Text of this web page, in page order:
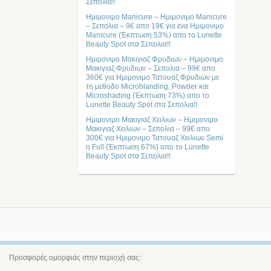
Ημιμονιμο Manicure – Ημιμονιμο Manicure
– Σεπολια – 9€ απο 19€ για ενα Ημιμονιμο
Manicure (Έκπτωση 53%) απο το Lunette
Beauty Spot στα Σεπολια!!
Ημιμονιμο Μακιγιαζ Φρυδιων – Ημιμονιμο
Μακιγιαζ Φρυδιων – Σεπολια – 99€ απο
360€ για Ημιμονιμο Τατουαζ Φρυδιων με
τη μεθοδο Microblanding, Powder και
Microshading (Έκπτωση 73%) απο το
Lunette Beauty Spot στα Σεπολια!!
Ημιμονιμο Μακιγιαζ Χειλιων – Ημιμονιμο
Μακιγιαζ Χειλιων – Σεπολια – 99€ απο
300€ για Ημιμονιμο Τατουαζ Χειλιων Semi
η Full (Έκπτωση 67%) απο το Lunette
Beauty Spot στα Σεπολια!!
Προσφορές ομορφιάς στην περιοχή σας: